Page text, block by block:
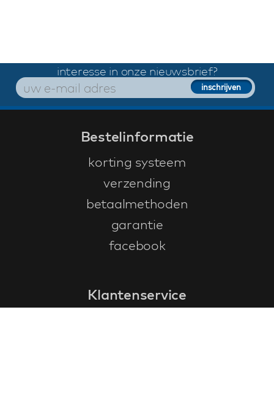
interesse in onze nieuwsbrief?
Bestelinformatie
korting systeem
verzending
betaalmethoden
garantie
facebook
Klantenservice